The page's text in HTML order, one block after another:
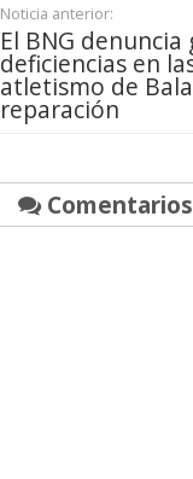
Noticia anterior:
El BNG denuncia
deficiencias en
atletismo de
reparación
Comentarios